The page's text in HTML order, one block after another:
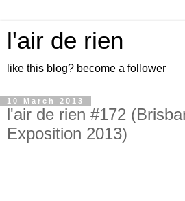
l'air de rien
like this blog? become a follower
10 March 2013
l'air de rien #172
Exposition 2013)